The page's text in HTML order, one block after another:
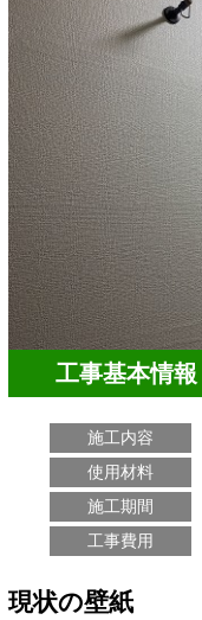
工事基本情報
施工内容
使用材料
施工期間
工事費用
現状の壁紙